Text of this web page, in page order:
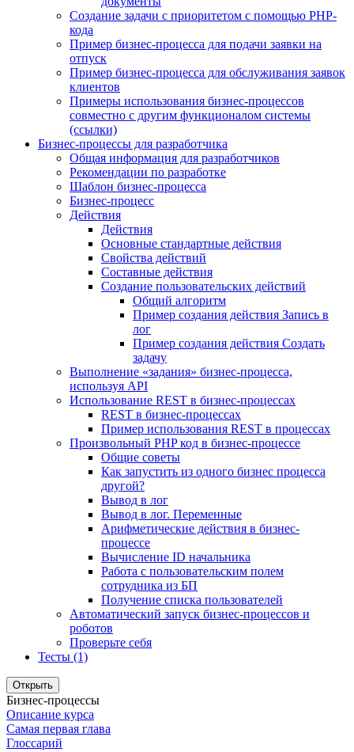
Создание задачи с приоритетом с помощью PHP-
кода
Пример бизнес-процесса для подачи заявки на
отпуск
Пример бизнес-процесса для обслуживания заявок
клиентов
Примеры использования бизнес-процессов
совместно с другим функционалом системы
(ссылки)
Бизнес-процессы для разработчика
Общая информация для разработчиков
Рекомендации по разработке
Шаблон бизнес-процесса
Бизнес-процесс
Действия
Действия
Основные стандартные действия
Свойства действий
Составные действия
Создание пользовательских действий
Общий алгоритм
Пример создания действия Запись в
лог
Пример создания действия Создать
задачу
Выполнение «задания» бизнес-процесса,
используя API
Использование REST в бизнес-процессах
REST в бизнес-процессах
Пример использования REST в процессах
Произвольный PHP код в бизнес-процессе
Общие советы
Как запустить из одного бизнес процесса
другой?
Вывод в лог
Вывод в лог. Переменные
Арифметические действия в бизнес-
процессе
Вычисление ID начальника
Работа с пользовательским полем
сотрудника из БП
Получение списка пользователей
Автоматический запуск бизнес-процессов и
роботов
Проверьте себя
Тесты (1)
Открыть
Бизнес-процессы
Описание курса
Самая первая глава
Глоссарий